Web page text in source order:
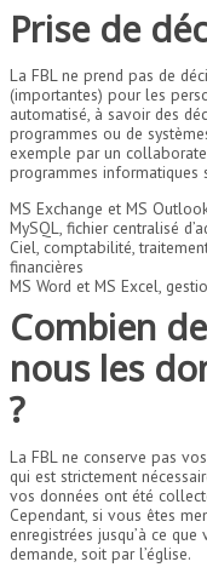
Prise de
La FBL ne prend pas de
(importantes) pour les
automatisé, à savoir des
programmes ou de
exemple par un
programmes informatiques
MS Exchange et MS
MySQL, fichier centralisé
Ciel, comptabilité,
financières
MS Word et MS Excel,
Combien
nous les
?
La FBL ne conserve pas
qui est strictement
vos données ont été
Cependant, si vous êtes
enregistrées jusqu’à ce
demande, soit par l’église.